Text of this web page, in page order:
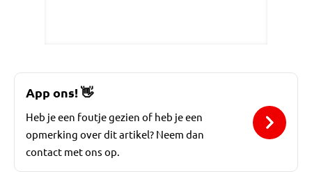
App ons!👋
Heb je een foutje gezien of heb je een
opmerking over dit artikel? Neem dan
contact met ons op.